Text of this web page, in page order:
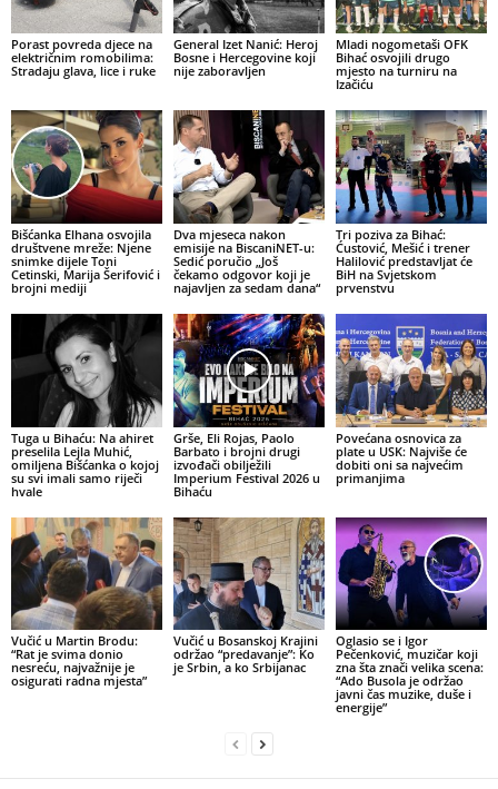
Porast povreda djece na
električnim romobilima:
Stradaju glava, lice i ruke
General Izet Nanić: Heroj
Bosne i Hercegovine koji
nije zaboravljen
Mladi nogometaši OFK
Bihać osvojili drugo
mjesto na turniru na
Izačiću
Bišćanka Elhana osvojila
društvene mreže: Njene
snimke dijele Toni
Cetinski, Marija Šerifović i
brojni mediji
Dva mjeseca nakon
emisije na BiscaniNET-u:
Sedić poručio „Još
čekamo odgovor koji je
najavljen za sedam dana“
Tri poziva za Bihać:
Ćustović, Mešić i trener
Halilović predstavljat će
BiH na Svjetskom
prvenstvu
Tuga u Bihaću: Na ahiret
preselila Lejla Muhić,
omiljena Bišćanka o kojoj
su svi imali samo riječi
hvale
Grše, Eli Rojas, Paolo
Barbato i brojni drugi
izvođači obilježili
Imperium Festival 2026 u
Bihaću
Povećana osnovica za
plate u USK: Najviše će
dobiti oni sa najvećim
primanjima
Vučić u Martin Brodu:
“Rat je svima donio
nesreću, najvažnije je
osigurati radna mjesta”
Vučić u Bosanskoj Krajini
održao “predavanje”: Ko
je Srbin, a ko Srbijanac
Oglasio se i Igor
Pečenković, muzičar koji
zna šta znači velika scena:
“Ado Busola je održao
javni čas muzike, duše i
energije”